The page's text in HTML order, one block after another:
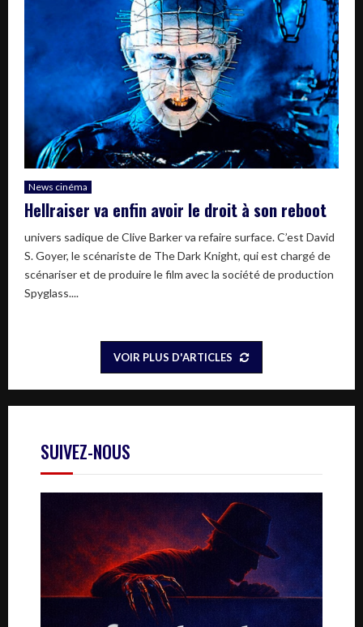
News cinéma
Hellraiser va enfin avoir le droit à son reboot
univers sadique de Clive Barker va refaire surface. C’est David
S. Goyer, le scénariste de The Dark Knight, qui est chargé de
scénariser et de produire le film avec la société de production
Spyglass....
VOIR PLUS D'ARTICLES
SUIVEZ-NOUS